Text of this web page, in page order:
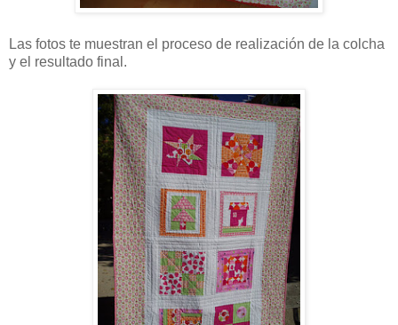
Las fotos te muestran el proceso de realización de la colcha
y el resultado final.